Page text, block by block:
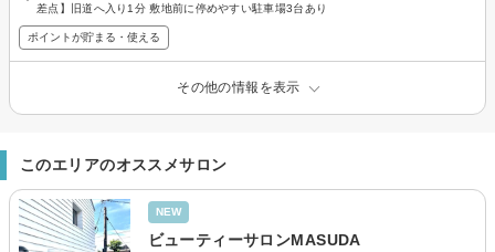
差点】旧道へ入り1分 敷地前に停めやすい駐車場3台あり
ポイントが貯まる・使える
その他の情報を表示
このエリアのオススメサロン
NEW
ビューティーサロンMASUDA